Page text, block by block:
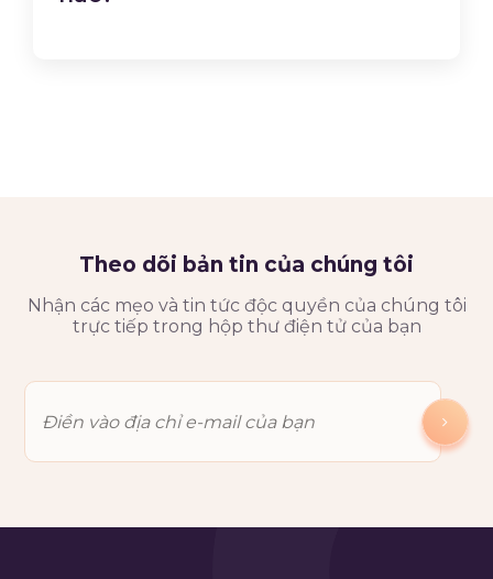
Theo dõi bản tin của chúng tôi
Nhận các mẹo và tin tức độc quyền của chúng tôi
trực tiếp trong hộp thư điện tử của bạn